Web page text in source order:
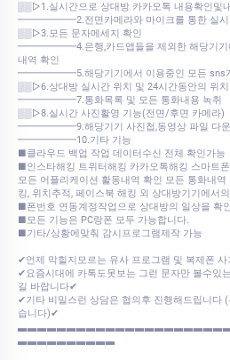
▒▒▷1.실시간으로 상대방 카카오톡 내용확인및
━━━━━━2.전면카메라와 마이크를 통한 실시
▒▒▷3.모든 문자메세지 확인
━━━━━━4.은행,카드앱들을 제외한 해당기기
내역 확인
━━━━━━5.해당기기에서 이용중인 모든 sns
▒▒▷6.상대방 실시간 위치 및 24시간동안의 위
━━━━━━7.통화목록 및 모든 통화내용 녹취
▒▒▷8.실시간 사진활영 기능(전면/후면 카메라)
━━━━━━9.해당기기 사진첩,동영상 파일 다운
━━━━━━10.기타 기능
■클라우드 백업 작업 데이터수신 전체 확인가능
■인스타해킹 트위터해킹 카카오톡해킹 스마트
모든 어플리케이션 활동내역 확인 모든 통화내역
킹, 위치추적, 페이스북 해킹 외 상대방기기에서
■폰번호 연동계정작업으로 상대방의 일상을 확
■모든 기능은 PC랑폰 모두 가능합니다.
■기타/상황에맞춰 감시프로그램제작 가능
✔언제 막힐지모르는 유사 프로그램 및 복제폰
✔요즘시대에 카톡도못보는 그런 문자만 볼수있
길 바랍니다✔
✔기타 비밀스런 상담은 협의후 진행해드립니다
습니다)✔
▃▃▃▃▃▃▃▃▃▃